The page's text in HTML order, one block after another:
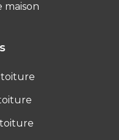
maison
toiture